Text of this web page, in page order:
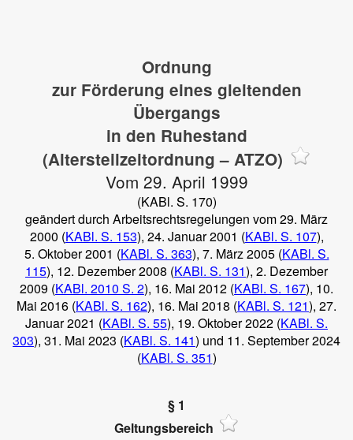
Ordnung
zur Förderung eines gleitenden
Übergangs
in den Ruhestand
(Altersteilzeitordnung – ATZO)
Vom 29. April 1999
(KABl. S. 170)
geändert durch Arbeitsrechtsregelungen vom 29. März
2000 (KABl. S. 153), 24. Januar 2001 (KABl. S. 107),
5. Oktober 2001 (KABl. S. 363), 7. März 2005 (KABl. S.
115), 12. Dezember 2008 (KABl. S. 131), 2. Dezember
2009 (KABl. 2010 S. 2), 16. Mai 2012 (KABl. S. 167), 10.
Mai 2016 (KABl. S. 162), 16. Mai 2018 (KABl. S. 121), 27.
Januar 2021 (KABl. S. 55), 19. Oktober 2022 (KABl. S.
303), 31. Mai 2023 (KABl. S. 141) und 11. September 2024
(KABl. S. 351)
§ 1
Geltungsbereich